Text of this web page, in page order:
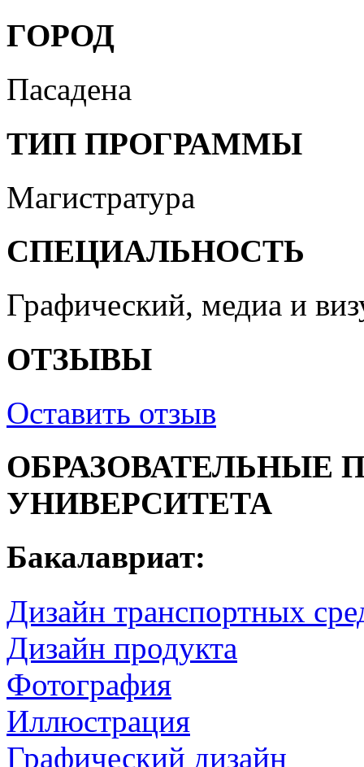
ГОРОД
Пасадена
ТИП ПРОГРАММЫ
Магистратура
СПЕЦИАЛЬНОСТЬ
Графический, медиа и
ОТЗЫВЫ
Оставить отзыв
ОБРАЗОВАТЕЛЬНЫЕ
УНИВЕРСИТЕТА
Бакалавриат:
Дизайн транспортных
Дизайн продукта
Фотография
Иллюстрация
Графический дизайн